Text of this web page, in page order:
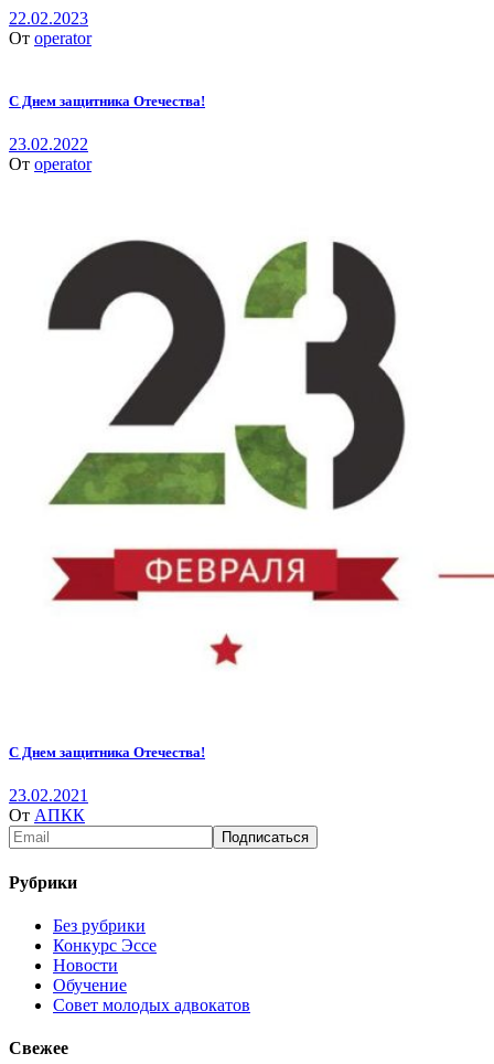
22.02.2023
От operator
С Днем защитника Отечества!
23.02.2022
От operator
С Днем защитника Отечества!
23.02.2021
От АПКК
Рубрики
Без рубрики
Конкурс Эссе
Новости
Обучение
Совет молодых адвокатов
Свежее